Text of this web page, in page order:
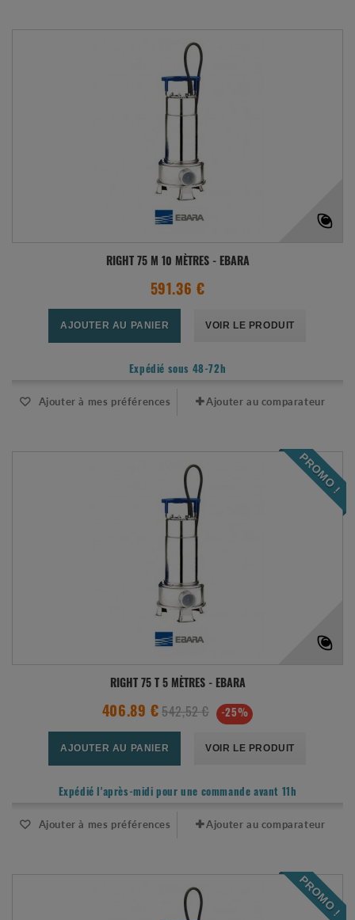
RIGHT 75 M 10 MÈTRES - EBARA
591.36 €
AJOUTER AU PANIER VOIR LE PRODUIT
Expédié sous 48-72h
Ajouter à mes préférences Ajouter au comparateur
PROMO !
RIGHT 75 T 5 MÈTRES - EBARA
406.89 € 542,52 € -25%
AJOUTER AU PANIER VOIR LE PRODUIT
Expédié l'après-midi pour une commande avant 11h
Ajouter à mes préférences Ajouter au comparateur
PROMO !